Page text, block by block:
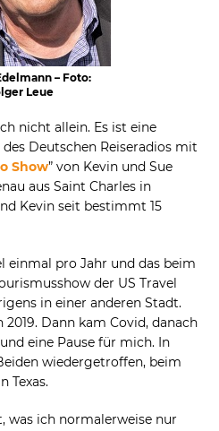
– Foto:
Leue
nicht allein. Es ist eine
Deutschen Reiseradios mit
Show” von Kevin und Sue
aus Saint Charles in
Kevin seit bestimmt 15
einmal pro Jahr und das beim
der US Travel
in einer anderen Stadt.
Dann kam Covid, danach
eine Pause für mich. In
wiedergetroffen, beim
Texas.
was ich normalerweise nur